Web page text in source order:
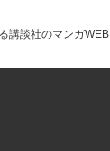
講談社のマンガWEB